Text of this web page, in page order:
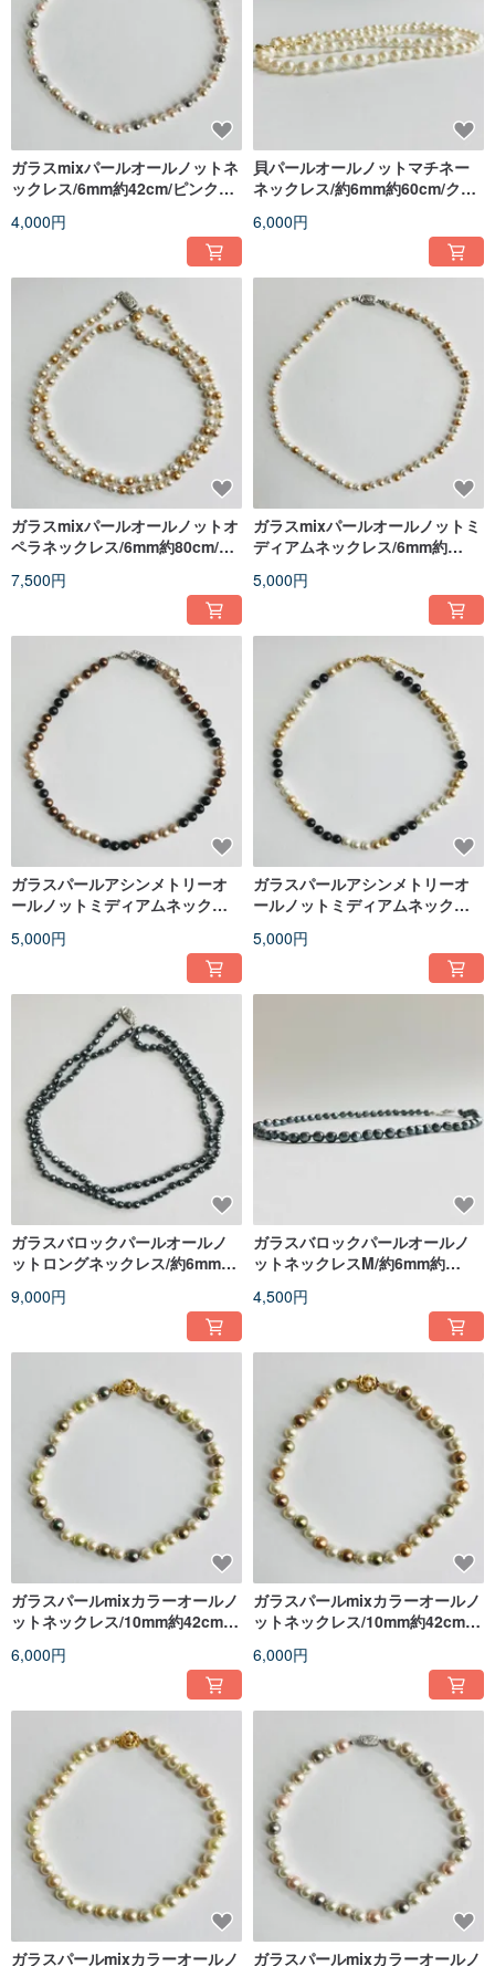
ガラスmixパールオールノットネ
ックレス/6mm約42cm/ピンクx
4,000円
貝パールオールノットマチネー
ネックレス/約6mm約60cm/クリ
6,000円
ガラスmixパールオールノットオ
ペラネックレス/6mm約80cm/ホ
japan
7,500円
ガラスmixパールオールノットミ
ディアムネックレス/6mm約
mix/made in japan
5,000円
ガラスパールアシンメトリーオ
ールノットミディアムネックレ
ドベージュmix/日本製
5,000円
ガラスパールアシンメトリーオ
ールノットミディアムネックレ
ックmix/日本製
5,000円
ガラスバロックパールオールノ
ットロングネックレス/約6mm約
in japan
9,000円
ガラスバロックパールオールノ
ットネックレスM/約6mm約
japan
4,500円
ガラスパールmixカラーオールノ
ットネックレス/10mm約42cm/
6,000円
ガラスパールmixカラーオールノ
ットネックレス/10mm約42cm/
6,000円
ガラスパールmixカラーオールノ ガラスパールmixカラーオールノ